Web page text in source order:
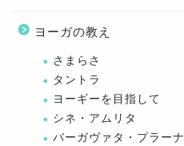
ヨーガの教え
さまらさ
タントラ
ヨーギーを目指して
シネ・アムリタ
バーガヴァタ・プラーナ